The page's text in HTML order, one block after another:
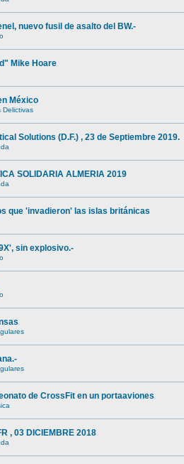
nuevo fusil de asalto del BW.-
Mike Hoare
México
Delictivas
Solutions (D.F.) , 23 de Septiembre 2019.
SOLIDARIA ALMERIA 2019
que 'invadieron' las islas británicas
sin explosivo.-
de CrossFit en un portaaviones
, 03 DICIEMBRE 2018